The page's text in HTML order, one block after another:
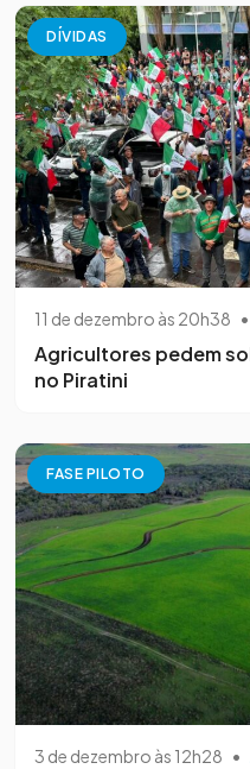
DÍVIDAS
11 de dezembro às 20h38 •
Agricultores pedem
no Piratini
FASE PILOTO
3 de dezembro às 12h28 •